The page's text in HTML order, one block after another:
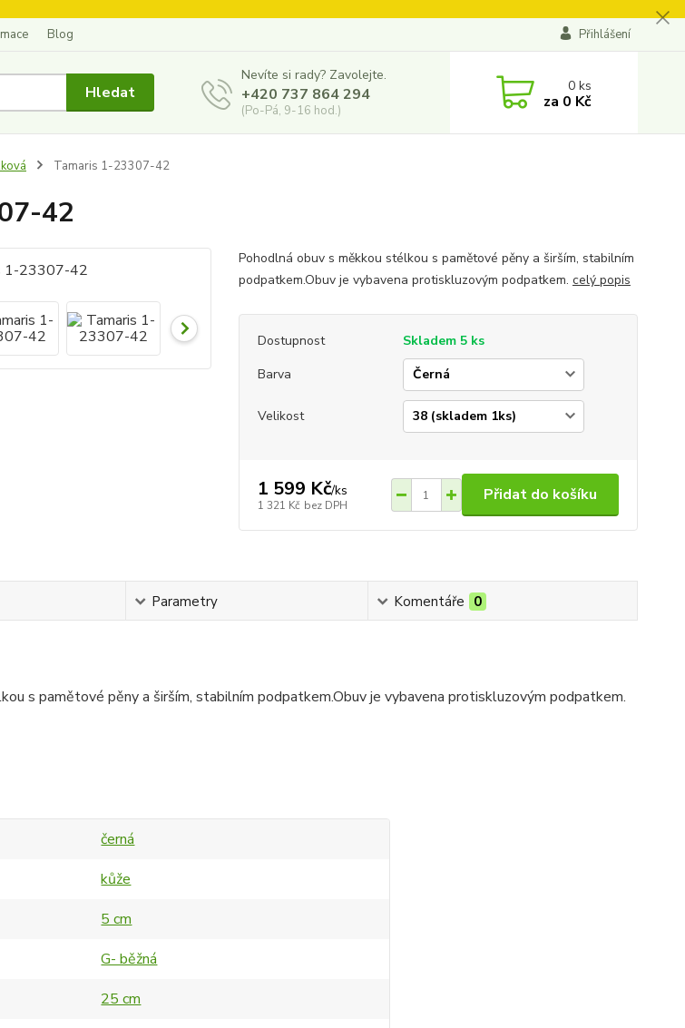
Blog Přihlášení
Hledat
Nevíte si rady? Zavolejte.
+420 737 864 294
(Po-Pá, 9-16 hod.)
0ks
za 0 Kč
Tamaris 1-23307-42
42
Pohodlná obuv s měkkou stélkou s pamětové pěny a širším, stabilním
podpatkem.Obuv je vybavena protiskluzovým podpatkem. celý popis
Dostupnost
Skladem 5 ks
Barva
Velikost
1 599 Kč/ks
1 321 Kč bez DPH
Přidat do košíku
Parametry Komentáře 0
s pamětové pěny a širším, stabilním podpatkem.Obuv je vybavena protiskluzovým podpatkem.
černá
kůže
5 cm
G- běžná
25 cm